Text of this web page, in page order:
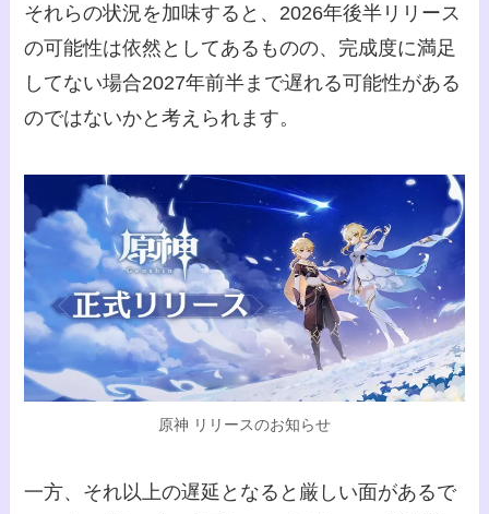
それらの状況を加味すると、2026年後半リリース
の可能性は依然としてあるものの、完成度に満足
してない場合2027年前半まで遅れる可能性がある
のではないかと考えられます。
原神 リリースのお知らせ
一方、それ以上の遅延となると厳しい面があるで